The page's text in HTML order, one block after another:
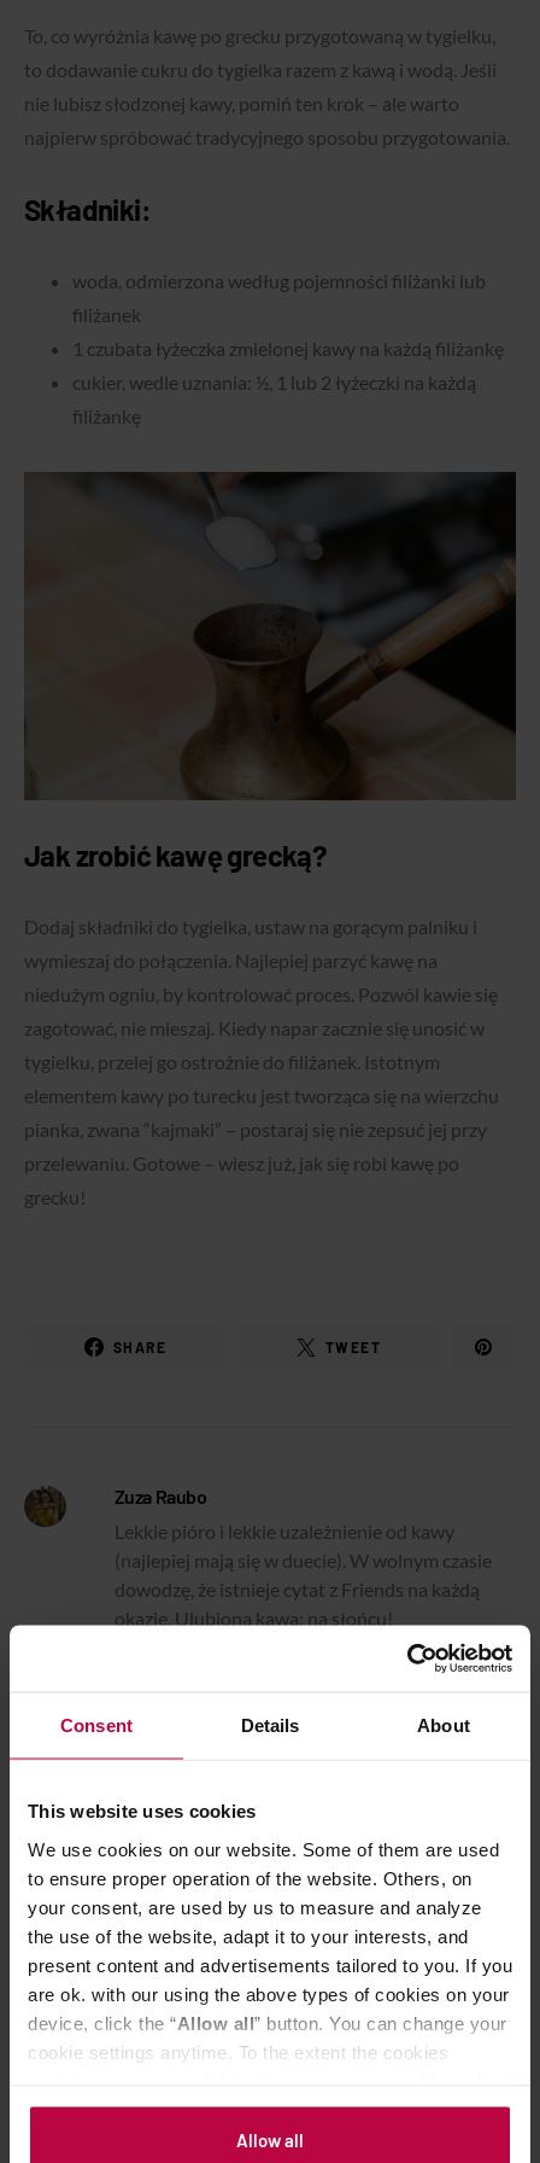
Consent Details About
This website uses cookies
We use cookies on our website. Some of them are used
to ensure proper operation of the website. Others, on
your consent, are used by us to measure and analyze
the use of the website, adapt it to your interests, and
present content and advertisements tailored to you. If you
are ok. with our using the above types of cookies on your
device, click the “Allow all” button. You can change your
cookie settings anytime. To the extent the cookies
the controller’s (namely, ALL GOOD S.A., ul.
Mazowiecka 24I/U9, 78-100 Kołobrzeg) or third parties’
Allow all
To, co wyróżnia kawę po grecku przygotowaną w tygielku,
to dodawanie cukru do tygielka razem z kawą i wodą. Jeśli
nie lubisz słodzonej kawy, pomiń ten krok – ale warto
najpierw spróbować tradycyjnego sposobu przygotowania.
Składniki:
woda, odmierzona według pojemności filiżanki lub
filiżanek
1 czubata łyżeczka zmielonej kawy na każdą filiżankę
cukier, wedle uznania: ½, 1 lub 2 łyżeczki na każdą
filiżankę
Jak zrobić kawę grecką?
Dodaj składniki do tygielka, ustaw na gorącym palniku i
wymieszaj do połączenia. Najlepiej parzyć kawę na
niedużym ogniu, by kontrolować proces. Pozwól kawie się
zagotować, nie mieszaj. Kiedy napar zacznie się unosić w
tygielku, przelej go ostrożnie do filiżanek. Istotnym
elementem kawy po turecku jest tworząca się na wierzchu
pianka, zwana “kajmaki” – postaraj się nie zepsuć jej przy
przelewaniu. Gotowe – wiesz już, jak się robi kawę po
grecku!
SHARE TWEET
Zuza Raubo
Lekkie pióro i lekkie uzależnienie od kawy
(najlepiej mają się w duecie). W wolnym czasie
dowodzę, że istnieje cytat z Friends na każdą
okazję. Ulubiona kawa: na słońcu!